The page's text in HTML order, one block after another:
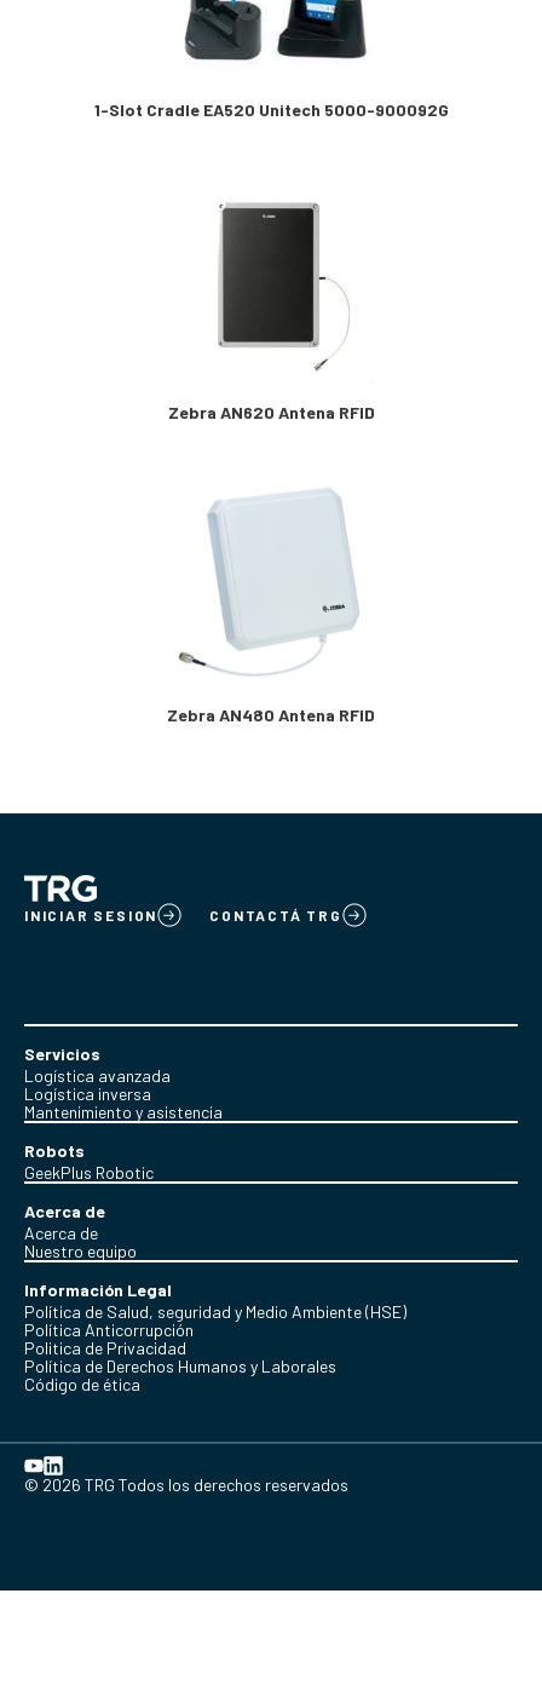
1-Slot Cradle EA520 Unitech 5000-900092G
Zebra AN620 Antena RFID
Zebra AN480 Antena RFID
INICIAR SESION CONTACTÁ TRG
Servicios
Logística avanzada
Logística inversa
Mantenimiento y asistencia
Robots
GeekPlus Robotic
Acerca de
Acerca de
Nuestro equipo
Información Legal
Política de Salud, seguridad y Medio Ambiente (HSE)
Política Anticorrupción
Politica de Privacidad
Política de Derechos Humanos y Laborales
Código de ética
© 2026 TRG Todos los derechos reservados